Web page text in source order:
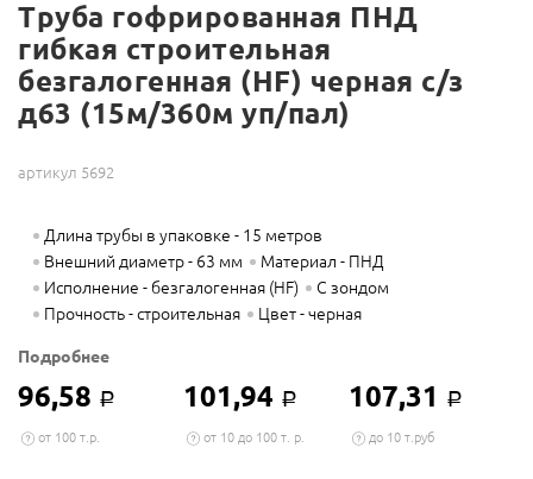
Труба гофрированная ПНД
гибкая строительная
безгалогенная (HF) черная с/з
д63 (15м/360м уп/пал)
артикул 5692
Длина трубы в упаковке - 15 метров
Внешний диаметр - 63 мм
Материал - ПНД
Исполнение - безгалогенная (HF)
С зондом
Прочность - строительная
Цвет - черная
Подробнее
96,58 Р 101,94 Р 107,31 Р
от 100 т.р. от 10 до 100 т. р. до 10 т.руб